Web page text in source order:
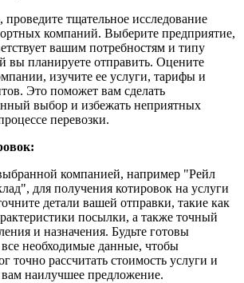
проведите тщательное исследование
компаний. Выберите предприятие,
вашим потребностям и типу
вы планируете отправить. Оцените
изучите ее услуги, тарифы и
Это поможет вам сделать
выбор и избежать неприятных
перевозки.
компанией, например "Рейл
для получения котировок на услуги
детали вашей отправки, такие как
посылки, а также точный
и назначения. Будьте готовы
все необходимые данные, чтобы
точно рассчитать стоимость услуги и
вам наилучшее предложение.